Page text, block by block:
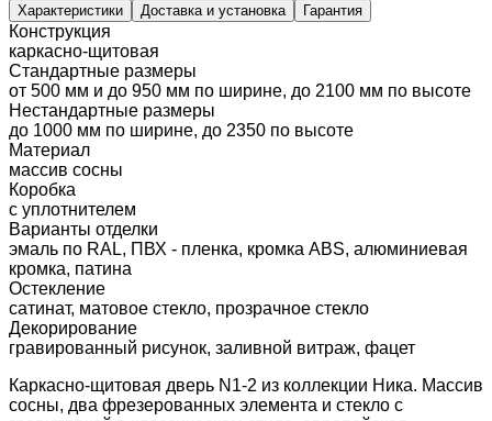
Характеристики Доставка и установка Гарантия
Конструкция
каркасно-щитовая
Стандартные размеры
от 500 мм и до 950 мм по ширине, до 2100 мм по высоте
Нестандартные размеры
до 1000 мм по ширине, до 2350 по высоте
Материал
массив сосны
Коробка
с уплотнителем
Варианты отделки
эмаль по RAL, ПВХ - пленка, кромка ABS, алюминиевая
кромка, патина
Остекление
сатинат, матовое стекло, прозрачное стекло
Декорирование
гравированный рисунок, заливной витраж, фацет
Каркасно-щитовая дверь N1-2 из коллекции Ника. Массив
сосны, два фрезерованных элемента и стекло с